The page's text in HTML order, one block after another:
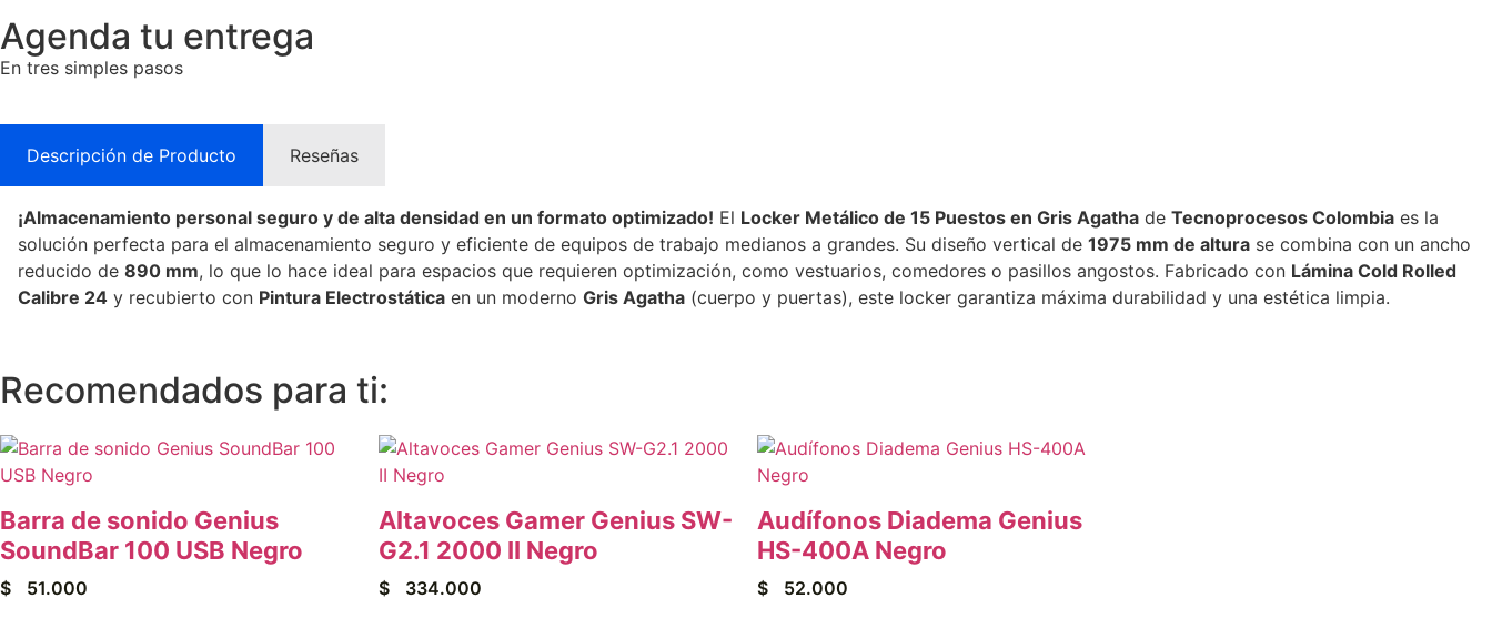
Agenda tu entrega
En tres simples pasos
Descripción de Producto Reseñas
¡Almacenamiento personal seguro y de alta densidad en un formato optimizado! El Locker Metálico de 15 Puestos en Gris Agatha de Tecnoprocesos Colombia es la
solución perfecta para el almacenamiento seguro y eficiente de equipos de trabajo medianos a grandes. Su diseño vertical de 1975 mm de altura se combina con un ancho
reducido de 890 mm, lo que lo hace ideal para espacios que requieren optimización, como vestuarios, comedores o pasillos angostos. Fabricado con Lámina Cold Rolled
Calibre 24 y recubierto con Pintura Electrostática en un moderno Gris Agatha (cuerpo y puertas), este locker garantiza máxima durabilidad y una estética limpia.
Recomendados para ti:
Barra de sonido Genius
SoundBar 100 USB Negro
$ 51.000
Altavoces Gamer Genius SW-
G2.1 2000 II Negro
$ 334.000
Audífonos Diadema Genius
HS-400A Negro
$ 52.000